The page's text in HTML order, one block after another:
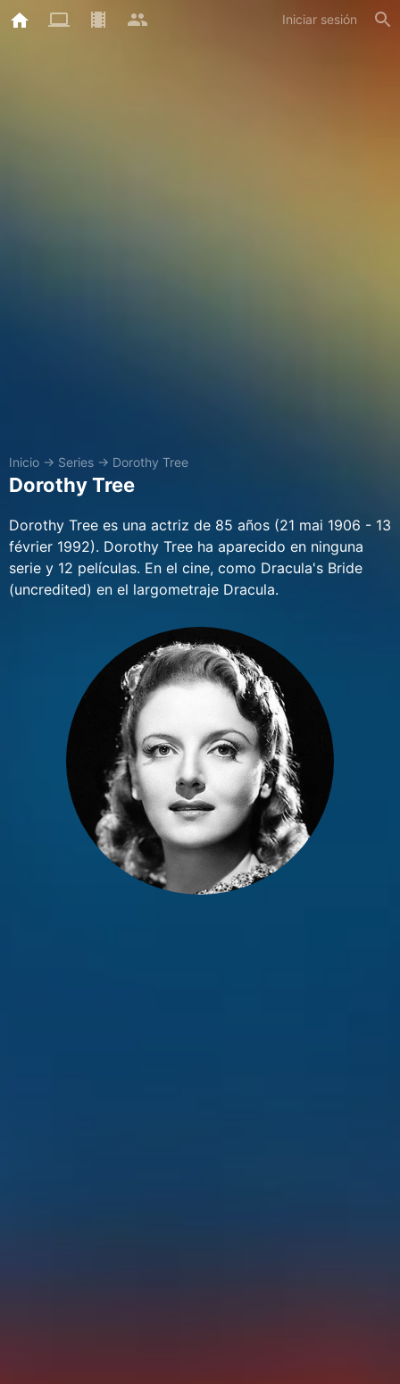
Iniciar sesión
Inicio → Series → Dorothy Tree
Dorothy Tree
Dorothy Tree es una actriz de 85 años (21 mai 1906 - 13
février 1992). Dorothy Tree ha aparecido en ninguna
serie y 12 películas. En el cine, como Dracula's Bride
(uncredited) en el largometraje Dracula.